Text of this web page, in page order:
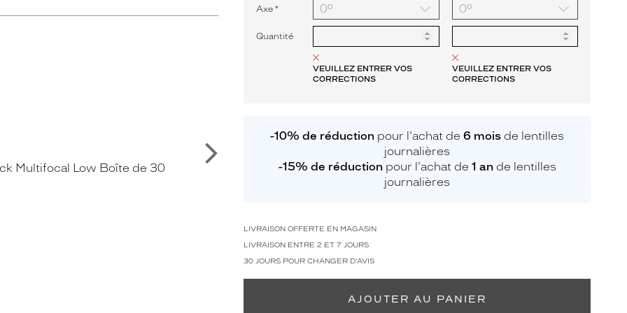
Suivant
Axe*
Quantité
VEUILLEZ ENTRER VOS
CORRECTIONS
VEUILLEZ ENTRER VOS
CORRECTIONS
-10% de réduction pour l'achat de6 mois de lentilles
journalières
-15% de réductionpour l'achat de 1 ande lentilles
journalières
LIVRAISON OFFERTE EN MAGASIN
LIVRAISON ENTRE 2 ET 7 JOURS
30 JOURS POUR CHANGER D'AVIS
AJOUTER AU PANIER